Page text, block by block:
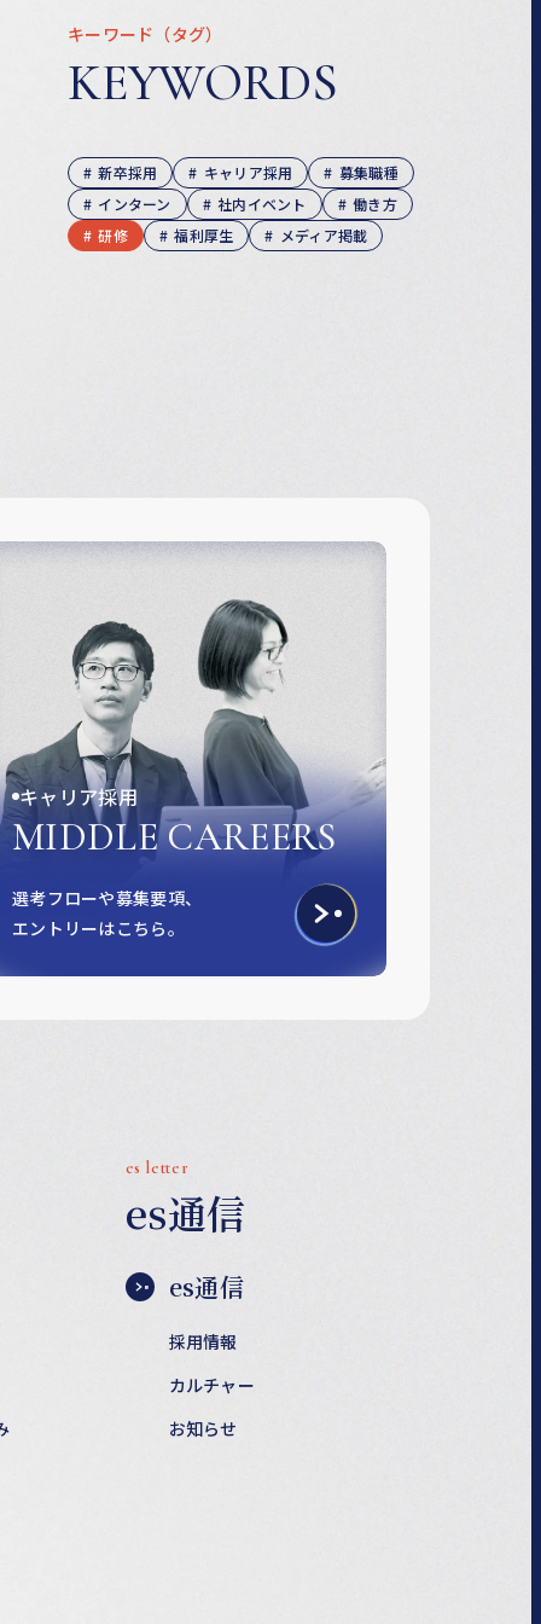
キーワード（タグ）
KEYWORDS
新卒採用 キャリア採用
募集職種
インターン
社内イベント
働き方
研修
福利厚生 メディア掲載
キャリア採用
MIDDLE CAREERS
選考フローや募集要項、
エントリーはこちら。
es letter
es通信
es通信
採用情報
カルチャー
お知らせ